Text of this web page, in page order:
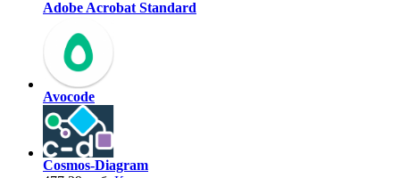
Adobe Acrobat Standard
Avocode
Cosmos-Diagram